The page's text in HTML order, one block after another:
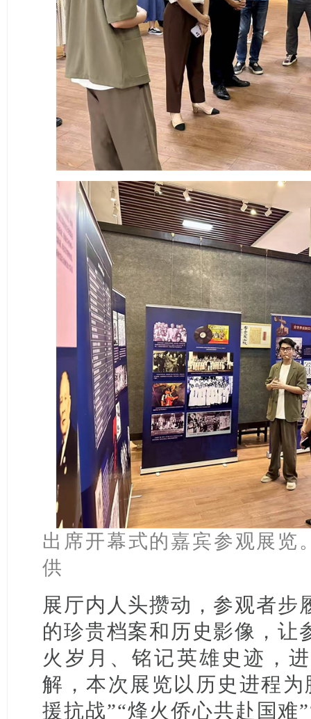
出席开幕式的嘉宾参观展览
供
展厅内人头攒动，参观者步
的珍贵档案和历史影像，让
火岁月、铭记英雄史迹，
解，本次展览以历史进程
援抗战”“烽火侨心共赴国难